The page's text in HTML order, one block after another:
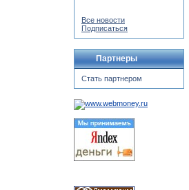
Все новости
Подписаться
Партнеры
Стать партнером